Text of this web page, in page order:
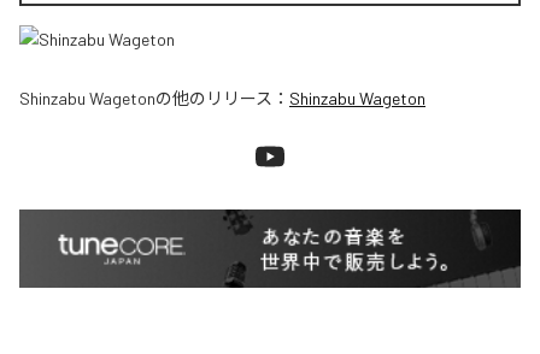
Shinzabu Wagetonの他のリリース： Shinzabu Wageton